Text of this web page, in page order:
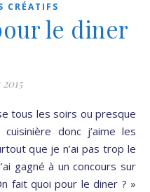
CRÉATIFS
le diner
donc j’aime les
que je n’ai pas trop le
gagné à un concours sur
fait quoi pour le diner ? »